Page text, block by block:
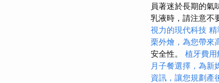
員著迷於長期的氣
乳液時，請注意不
視力的現代科技 精
栗外燴，為您帶來
安全性。 植牙費
月子餐選擇，為新
資訊，讓您規劃產